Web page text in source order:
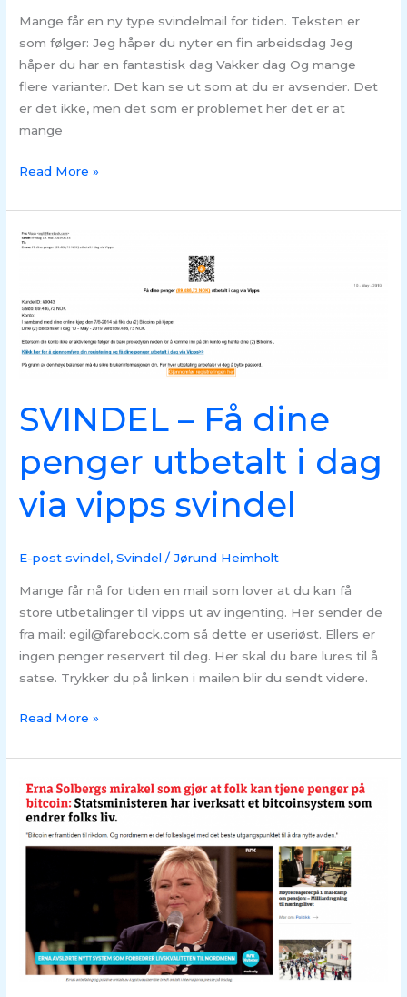
Mange får en ny type svindelmail for tiden. Teksten er
som følger: Jeg håper du nyter en fin arbeidsdag Jeg
håper du har en fantastisk dag Vakker dag Og mange
flere varianter. Det kan se ut som at du er avsender. Det
er det ikke, men det som er problemet her det er at
mange
Read More »
SVINDEL – Få dine
penger utbetalt i dag
via vipps svindel
E-post svindel,Svindel /Jørund Heimholt
Mange får nå for tiden en mail som lover at du kan få
store utbetalinger til vipps ut av ingenting. Her sender de
fra mail: egil@farebock.com så dette er useriøst. Ellers er
ingen penger reservert til deg. Her skal du bare lures til å
satse. Trykker du på linken i mailen blir du sendt videre.
SVINDEL
dine
penger
utbetalt
via
svindel
Read More »
Kjendiser
og
nyhetssaker
misbrukes
kryptosvindel:
avslører
du